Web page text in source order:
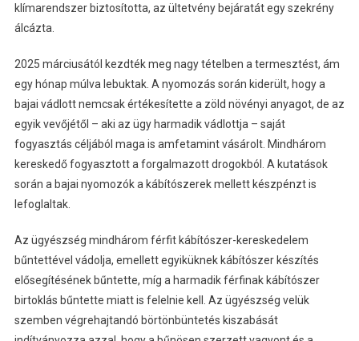
klímarendszer biztosította, az ültetvény bejáratát egy szekrény
álcázta.
2025 márciusától kezdték meg nagy tételben a termesztést, ám
egy hónap múlva lebuktak. A nyomozás során kiderült, hogy a
bajai vádlott nemcsak értékesítette a zöld növényi anyagot, de az
egyik vevőjétől – aki az ügy harmadik vádlottja – saját
fogyasztás céljából maga is amfetamint vásárolt. Mindhárom
kereskedő fogyasztott a forgalmazott drogokból. A kutatások
során a bajai nyomozók a kábítószerek mellett készpénzt is
lefoglaltak.
Az ügyészség mindhárom férfit kábítószer-kereskedelem
bűntettével vádolja, emellett egyiküknek kábítószer készítés
elősegítésének bűntette, míg a harmadik férfinak kábítószer
birtoklás bűntette miatt is felelnie kell. Az ügyészség velük
szemben végrehajtandó börtönbüntetés kiszabását